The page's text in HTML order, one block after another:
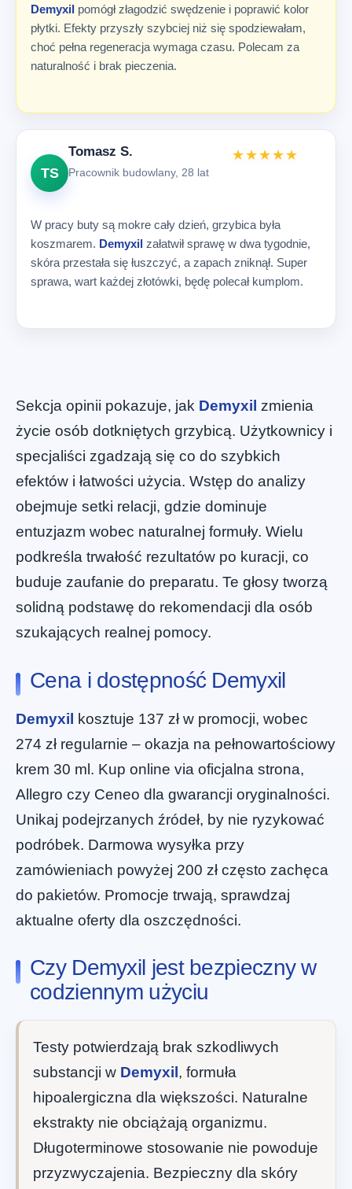
Demyxil pomógł złagodzić swędzenie i poprawić kolor
płytki. Efekty przyszły szybciej niż się spodziewałam,
choć pełna regeneracja wymaga czasu. Polecam za
naturalność i brak pieczenia.
TS
Tomasz S.
Pracownik budowlany, 28 lat
★★★★★
W pracy buty są mokre cały dzień, grzybica była
koszmarem. Demyxil załatwił sprawę w dwa tygodnie,
skóra przestała się łuszczyć, a zapach zniknął. Super
sprawa, wart każdej złotówki, będę polecał kumplom.
Sekcja opinii pokazuje, jak Demyxil zmienia
życie osób dotkniętych grzybicą. Użytkownicy i
specjaliści zgadzają się co do szybkich
efektów i łatwości użycia. Wstęp do analizy
obejmuje setki relacji, gdzie dominuje
entuzjazm wobec naturalnej formuły. Wielu
podkreśla trwałość rezultatów po kuracji, co
buduje zaufanie do preparatu. Te głosy tworzą
solidną podstawę do rekomendacji dla osób
szukających realnej pomocy.
Cena i dostępność Demyxil
Demyxil kosztuje 137 zł w promocji, wobec
274 zł regularnie – okazja na pełnowartościowy
krem 30 ml. Kup online via oficjalna strona,
Allegro czy Ceneo dla gwarancji oryginalności.
Unikaj podejrzanych źródeł, by nie ryzykować
podróbek. Darmowa wysyłka przy
zamówieniach powyżej 200 zł często zachęca
do pakietów. Promocje trwają, sprawdzaj
aktualne oferty dla oszczędności.
Czy Demyxil jest bezpieczny w
codziennym użyciu
Testy potwierdzają brak szkodliwych
substancji w Demyxil , formuła
hipoalergiczna dla większości. Naturalne
ekstrakty nie obciążają organizmu.
Długoterminowe stosowanie nie powoduje
przyzwyczajenia. Bezpieczny dla skóry